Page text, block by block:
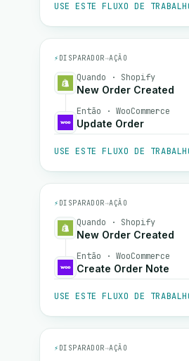
USE ESTE FLUXO DE
⚡ DISPARADOR→AÇÃO
Quando · Shopify
New Order Created
Então · WooCommerce
Update Order
USE ESTE FLUXO DE
⚡ DISPARADOR→AÇÃO
Quando · Shopify
New Order Created
Então · WooCommerce
Create Order Note
USE ESTE FLUXO DE
⚡ DISPARADOR→AÇÃO